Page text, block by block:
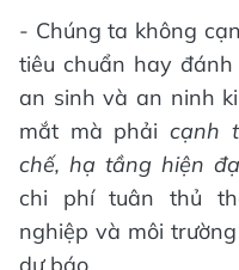
- Chúng ta không
tiêu chuẩn hay
an sinh và an ninh
mắt mà phải cạnh
chế, hạ tầng hiện
chi phí tuân thủ
nghiệp và môi